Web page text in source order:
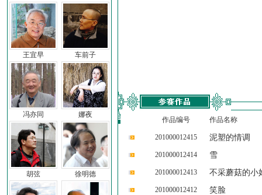
王宜早 车前子
冯亦同 娜夜
胡弦 徐明德
作品编号 作品名称
201000012415 泥塑的情调
201000012414 雪
201000012413 不采蘑菇的小
201000012412 笑脸